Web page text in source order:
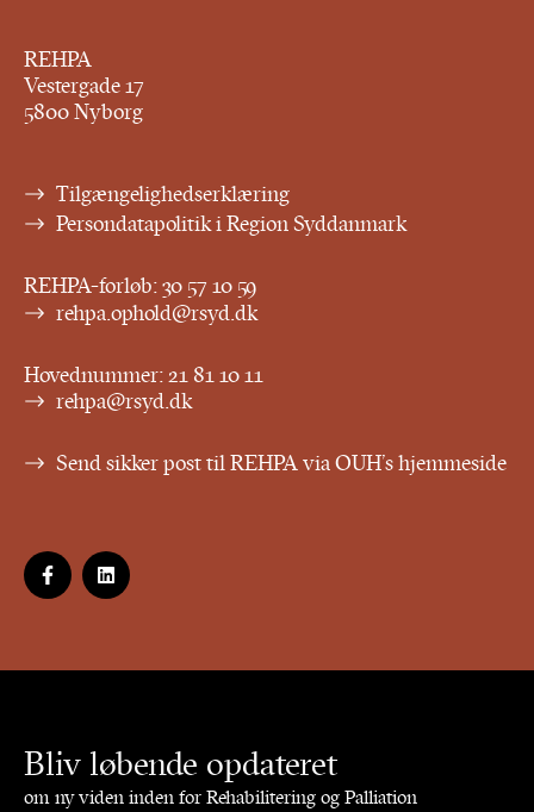
REHPA
Vestergade 17
5800 Nyborg
Tilgængelighedserklæring
Persondatapolitik i Region Syddanmark
REHPA-forløb:30 57 10 59
rehpa.ophold@rsyd.dk
Hovednummer:21 81 10 11
rehpa@rsyd.dk
Send sikker post til REHPA via OUH’s hjemmeside
Bliv løbende opdateret
om ny viden inden for Rehabilitering og Palliation